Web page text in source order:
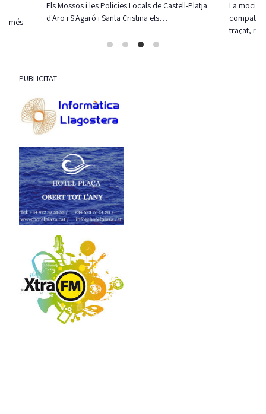
Guíxols
Taula
La moció defensa estudiar alternatives per
compatibiltzar ambdues realitats (modificació del